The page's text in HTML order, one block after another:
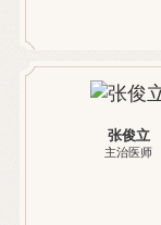
张俊立
主治医师